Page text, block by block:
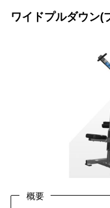
ワイドプルダウン(
概要